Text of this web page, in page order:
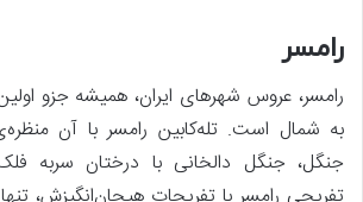
رامسر
رامسر، عروس شهرهای ایران، همیشه جزو
به شمال است. تله‌کابین رامسر با آن
جنگل، جنگل دالخانی با درختان سربه